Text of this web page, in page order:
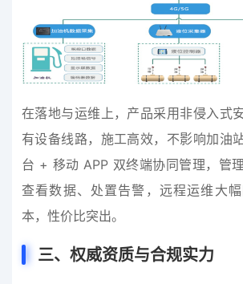
在落地与运维上，产品采用非侵入式
有设备线路，施工高效，不影响加油
台 + 移动 APP 双终端协同管理，管
查看数据、处置告警，远程运维大
本，性价比突出。
三、权威资质与合规实力